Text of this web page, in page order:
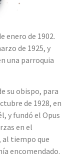
enero de 1902.
de 1925, y
una parroquia
su obispo, para
de 1928, en
y fundó el Opus
en el
al tiempo que
encomendado.